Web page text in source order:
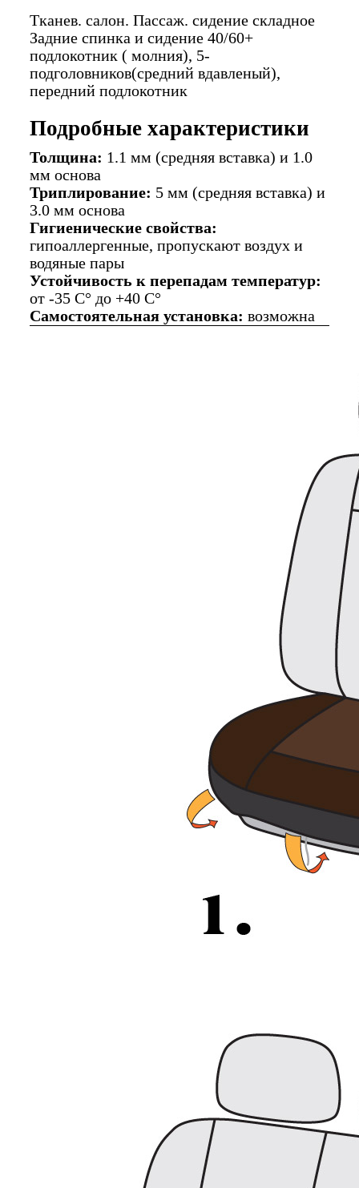
Тканев. салон. Пассаж. сидение складное
Задние спинка и сидение 40/60+
подлокотник ( молния), 5-
подголовников(средний вдавленый),
передний подлокотник
Подробные характеристики
Толщина: 1.1 мм (средняя вставка) и 1.0
мм основа
Триплирование: 5 мм (средняя вставка) и
3.0 мм основа
Гигиенические свойства:
гипоаллергенные, пропускают воздух и
водяные пары
Устойчивость к перепадам температур:
от -35 C° до +40 C°
Самостоятельная установка: возможна